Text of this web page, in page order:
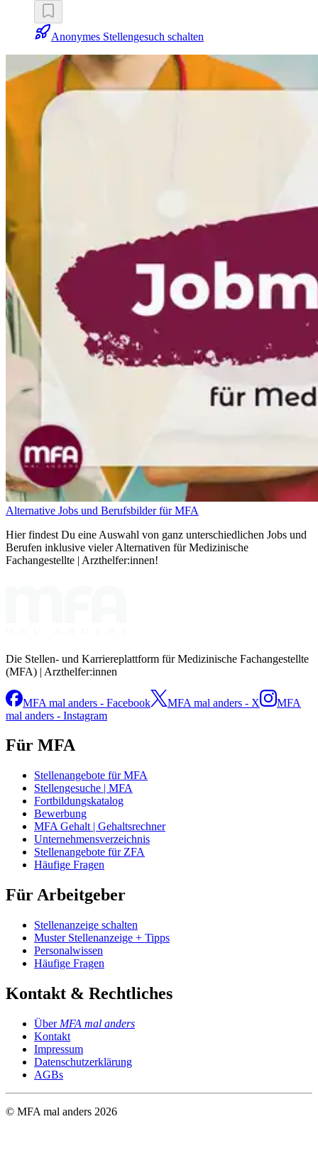
Anonymes Stellengesuch schalten
Alternative Jobs und Berufsbilder für MFA
Hier findest Du eine Auswahl von ganz unterschiedlichen Jobs und
Berufen inklusive vieler Alternativen für Medizinische
Fachangestellte | Arzthelfer:innen!
Die Stellen- und Karriereplattform für Medizinische Fachangestellte
(MFA) | Arzthelfer:innen
MFA mal anders - Facebook MFA mal anders - X
MFA
mal anders - Instagram
Für MFA
Stellenangebote für MFA
Stellengesuche | MFA
Fortbildungskatalog
Bewerbung
MFA Gehalt | Gehaltsrechner
Unternehmensverzeichnis
Stellenangebote für ZFA
Häufige Fragen
Für Arbeitgeber
Stellenanzeige schalten
Muster Stellenanzeige + Tipps
Personalwissen
Häufige Fragen
Kontakt & Rechtliches
Über MFA mal anders
Kontakt
Impressum
Datenschutzerklärung
AGBs
© MFA mal anders 2026